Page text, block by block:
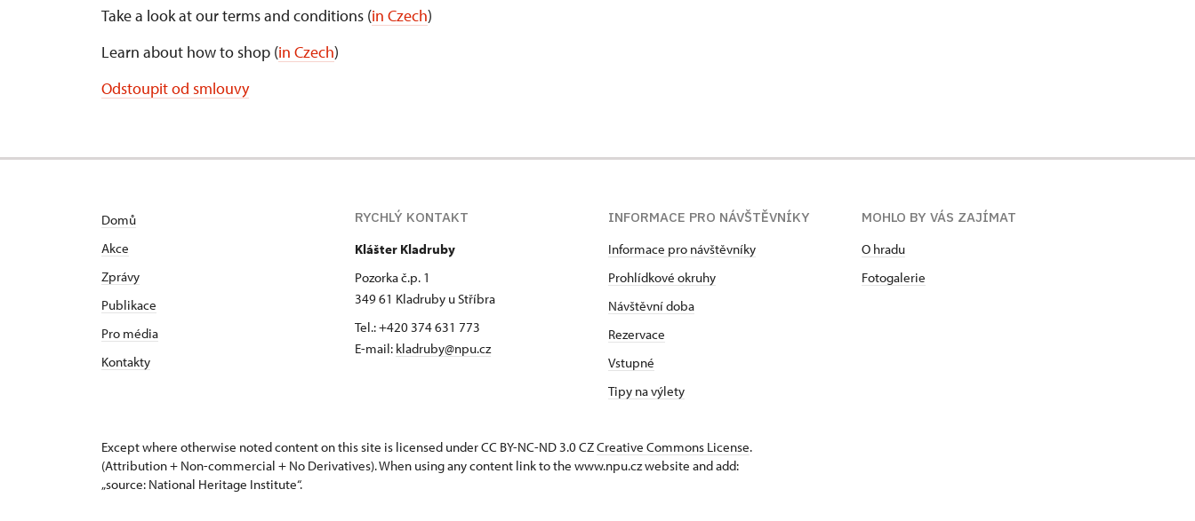
Take a look at our terms and conditions (in Czech)
Learn about how to shop (in Czech)
Odstoupit od smlouvy
Domů
Akce
Zprávy
Publikace
Pro média
Kontakty
RYCHLÝ KONTAKT
Klášter Kladruby
Pozorka č.p. 1
349 61 Kladruby u Stříbra
Tel.: +420 374 631 773
E-mail: kladruby@npu.cz
INFORMACE PRO NÁVŠTĚVNÍKY
Informace pro návštěvníky
Prohlídkové okruhy
Návštěvní doba
Rezervace
Vstupné
Tipy na výlety
MOHLO BY VÁS ZAJÍMAT
O hradu
Fotogalerie
Except where otherwise noted content on this site is licensed under CC BY-NC-ND 3.0 CZCreative Commons License.
(Attribution + Non-commercial + No Derivatives). When using any content link to the www.npu.cz website and add:
„source: National Heritage Institute“.